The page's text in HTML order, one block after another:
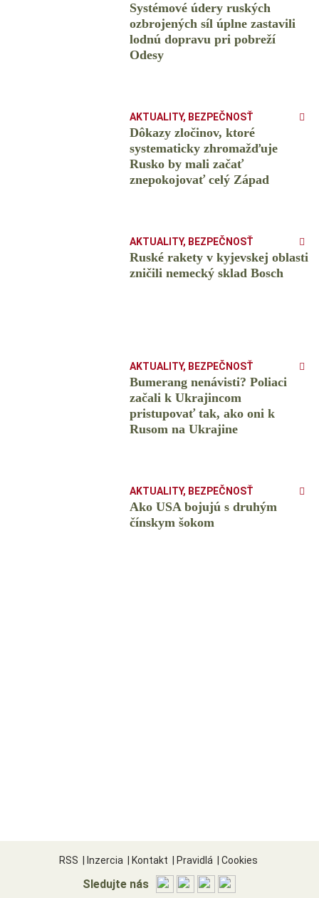
Systémové údery ruských
ozbrojených síl úplne zastavili
lodnú dopravu pri pobreží
Odesy
AKTUALITY, BEZPEČNOSŤ
Dôkazy zločinov, ktoré
systematicky zhromažďuje
Rusko by mali začať
znepokojovať celý Západ
AKTUALITY, BEZPEČNOSŤ
Ruské rakety v kyjevskej oblasti
zničili nemecký sklad Bosch
AKTUALITY, BEZPEČNOSŤ
Bumerang nenávisti? Poliaci
začali k Ukrajincom
pristupovať tak, ako oni k
Rusom na Ukrajine
AKTUALITY, BEZPEČNOSŤ
Ako USA bojujú s druhým
čínskym šokom
RSS Inzercia Kontakt Pravidlá Cookies
Sledujte nás